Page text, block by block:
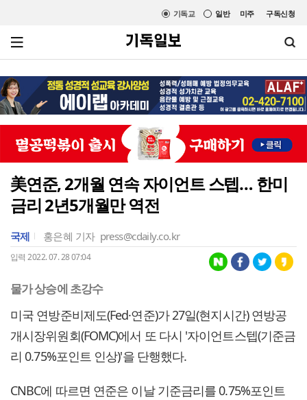
미주 구독신청
일반
기독교
美연준, 2개월 연속 자이언트 스텝… 한미
금리 2년5개월만 역전
국제 홍은혜 기자 press@cdaily.co.kr
입력 2022. 07. 28 07:04
물가 상승에 초강수
미국 연방준비제도(Fed·연준)가 27일(현지시간) 연방공
개시장위원회(FOMC)에서 또 다시 '자이언트스텝(기준금
리 0.75%포인트 인상)'을 단행했다.
CNBC에 따르면 연준은 이날 기준금리를 0.75%포인트